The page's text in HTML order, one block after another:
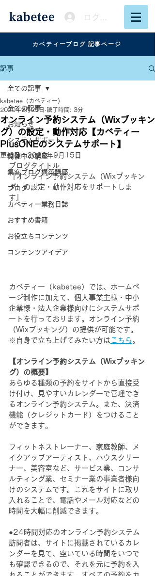
ログイン
カベティーブログ 記事ページ
記事
全ての記事
お知らせ
システムサポート
開催中の講座
集客ブログ構築講座
ブログ
カベティー業務日誌
おすすめ書籍
お役立ちコンテンツ
コンテンツアイデア
全ての記事
オンライン予約システム（Wixブッキン
グ）の設定・動作対応【カベティー
PlusONEのシステムサポート】
kabetee（カベティー）
2020年2月25日 読了時間: 3分
更新日：2022年9月15日
ブログタイトル
『オンライン予約システム（Wixブッキン
グ）の設定・動作対応をサポートしま
す』
カベティー（kabetee）では、ホームペ
ージ制作に加えて、個人事業主様・中小
企業様・法人企業様向けにシステムサポ
ートを行っております。オンライン予約
（Wixブッキング）の提供が可能です。
※自身で立ち上げてみたい方は こちら 。
【オンライン予約システム（Wixブッキン
グ）の概要】
あらゆる種類の予約をサイトから直接受
け付け、見やすいカレンダーで管理でき
るオンライン予約システム。また、決済
機能（クレジットカード）をつけること
ができます。
フィットネストレーナー、家庭教師、メ
イクアップアーティスト、ハウスクリー
ナー、美容室など、サービス業、コンサ
ルティング業、セミナー業の事業者様向
けのシステムです。これをサイトに取り
入れることで、電話やメール対応などの
時間を大幅に削減できます。
●24時間対応のオンライン予約システム
訪問者は、サイトに掲載されているカレ
ンダーを見て、空いている時間をいつで
も確認できるので、それを元に予約を入